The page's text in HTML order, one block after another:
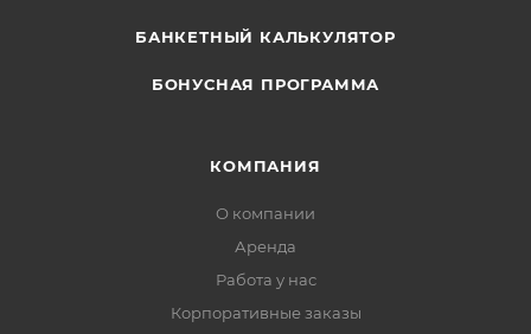
БАНКЕТНЫЙ КАЛЬКУЛЯТОР
БОНУСНАЯ ПРОГРАММА
КОМПАНИЯ
О компании
Аренда
Работа у нас
Корпоративные заказы